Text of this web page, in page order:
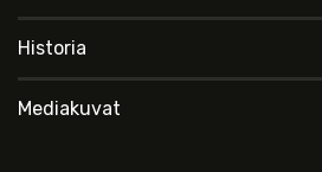
Historia
Mediakuvat